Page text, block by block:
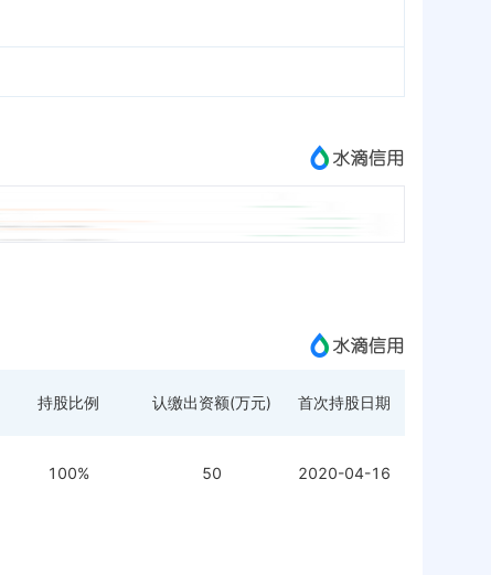
持股比例 认缴出资额(万元) 首次持股日期
100% 50 2020-04-16